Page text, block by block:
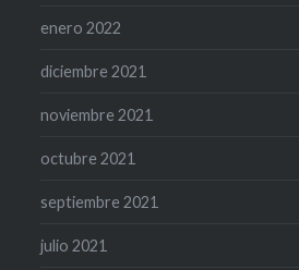
enero 2022
diciembre 2021
noviembre 2021
octubre 2021
septiembre 2021
julio 2021